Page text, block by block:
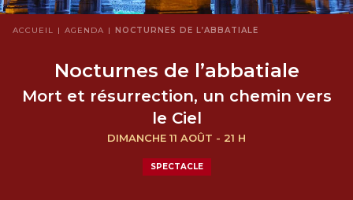
ACCUEIL AGENDA NOCTURNES DE L’ABBATIALE
Nocturnes de l’abbatiale
Mort et résurrection, un chemin vers
le Ciel
DIMANCHE 11 AOÛT - 21 H
SPECTACLE